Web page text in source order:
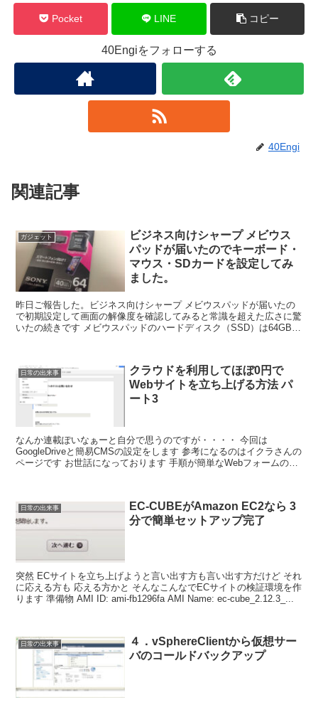
Pocket LINE コピー
40Engiをフォローする
40Engi
関連記事
ガジェット
ビジネス向けシャープ メビウス
パッドが届いたのでキーボード・
マウス・SDカードを設定してみ
ました。
昨日ご報告した。ビジネス向けシャープ メビウスパッドが届いたの
で初期設定して画面の解像度を確認してみると常識を超えた広さに驚
いたの続きです メビウスパッドのハードディスク（SSD）は64GBと
日常の出来事
クラウドを利用してほぼ0円で
Webサイトを立ち上げる方法 パ
ート3
なんか連載ぽいなぁーと自分で思うのですが・・・・ 今回は
GoogleDriveと簡易CMSの設定をします 参考になるのはイクラさんの
ページです お世話になっております 手順が簡単なWebフォームの作
日常の出来事
EC-CUBEがAmazon EC2なら 3
分で簡単セットアップ完了
突然 ECサイトを立ち上げようと言い出す方も言い出す方だけど それ
に応える方も 応える方かと そんなこんなでECサイトの検証環境を作
ります 準備物 AMI ID: ami-fb1296fa AMI Name: ec-cube_2.12.3_...
日常の出来事
４．vSphereClientから仮想サー
バのコールドバックアップ